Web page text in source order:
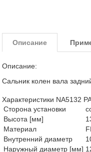
Описание
Описание:
Сальник колен вала
Характеристики NA5132
Сторона установки
Высота [мм]
Материал
Внутренний диаметр
Наружный диаметр [мм]